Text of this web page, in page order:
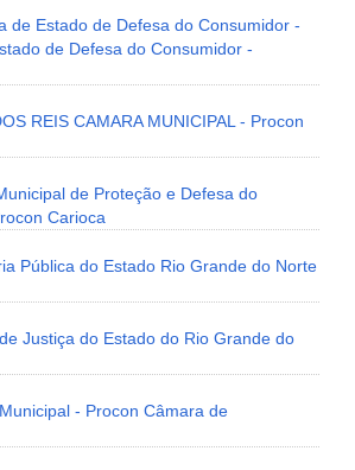
de Estado de Defesa do Consumidor -
de Defesa do Consumidor -
REIS CAMARA MUNICIPAL - Procon
de Proteção e Defesa do
Carioca
Pública do Estado Rio Grande do Norte
Justiça do Estado do Rio Grande do
- Procon Câmara de